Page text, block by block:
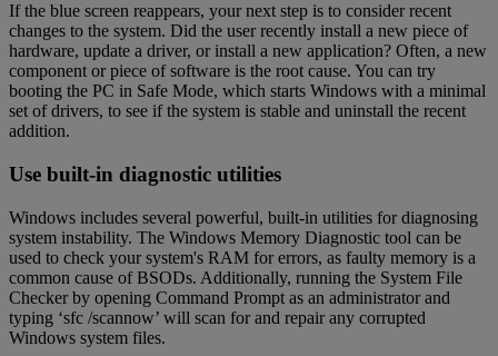
If the blue screen reappears, your next step is to consider recent
changes to the system. Did the user recently install a new piece of
hardware, update a driver, or install a new application? Often, a new
component or piece of software is the root cause. You can try
booting the PC in Safe Mode, which starts Windows with a minimal
set of drivers, to see if the system is stable and uninstall the recent
addition.
Use built-in diagnostic utilities
Windows includes several powerful, built-in utilities for diagnosing
system instability. The Windows Memory Diagnostic tool can be
used to check your system's RAM for errors, as faulty memory is a
common cause of BSODs. Additionally, running the System File
Checker by opening Command Prompt as an administrator and
typing ‘sfc /scannow’ will scan for and repair any corrupted
Windows system files.